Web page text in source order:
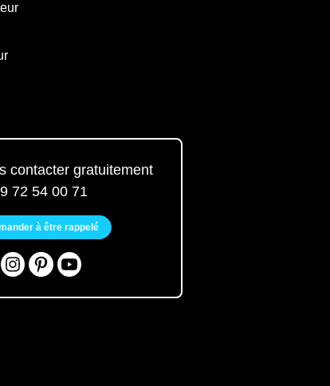
contacter gratuitement
72 54 00 71
à être rappelé